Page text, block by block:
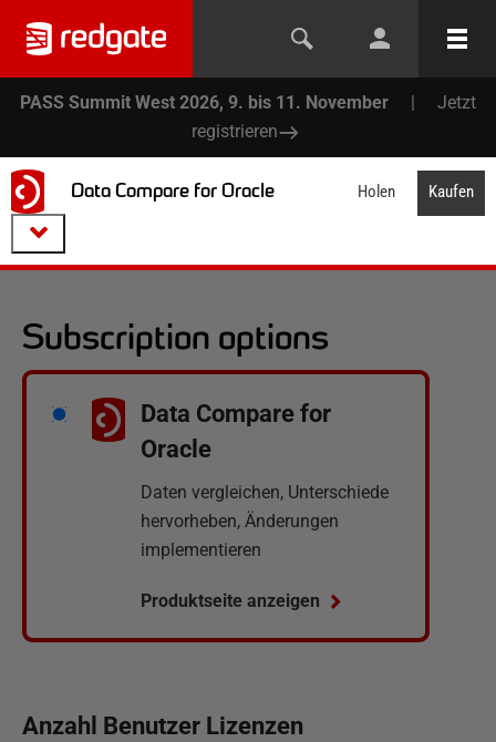
PASS Summit West 2026, 9. bis 11. November |
Jetzt
registrieren
Data Compare for Oracle Holen Kaufen
Subscription options
Data Compare for
Oracle
Daten vergleichen, Unterschiede
hervorheben, Änderungen
implementieren
Produktseite anzeigen
Anzahl Benutzer Lizenzen